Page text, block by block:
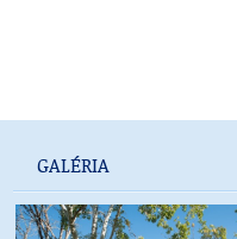
GALÉRIA